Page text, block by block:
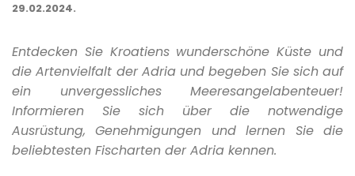
29.02.2024.
Entdecken Sie Kroatiens wunderschöne Küste und
die Artenvielfalt der Adria und begeben Sie sich auf
ein unvergessliches Meeresangelabenteuer!
Informieren Sie sich über die notwendige
Ausrüstung, Genehmigungen und lernen Sie die
beliebtesten Fischarten der Adria kennen.